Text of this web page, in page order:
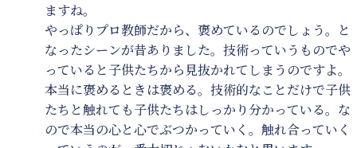
ますね。
やっぱりプロ教師だから、褒めているのでしょう。と
なったシーンが昔ありました。技術っていうものでや
っていると子供たちから見抜かれてしまうのですよ。
本当に褒めるときは褒める。技術的なことだけで子供
たちと触れても子供たちはしっかり分かっている。な
ので本当の心と心でぶつかっていく。触れ合っていく